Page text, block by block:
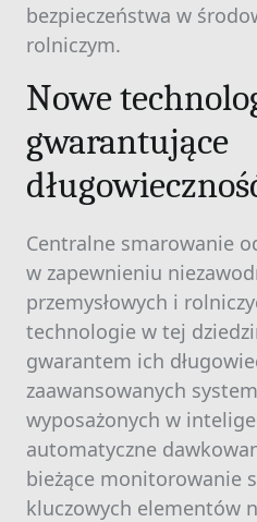
bezpieczeństwa w
rolniczym.
Nowe
gwarantujące
Centralne smarowanie
w zapewnieniu
przemysłowych i
technologie w tej
gwarantem ich
zaawansowanych
wyposażonych w
automatyczne
bieżące monitorowanie
kluczowych elementów